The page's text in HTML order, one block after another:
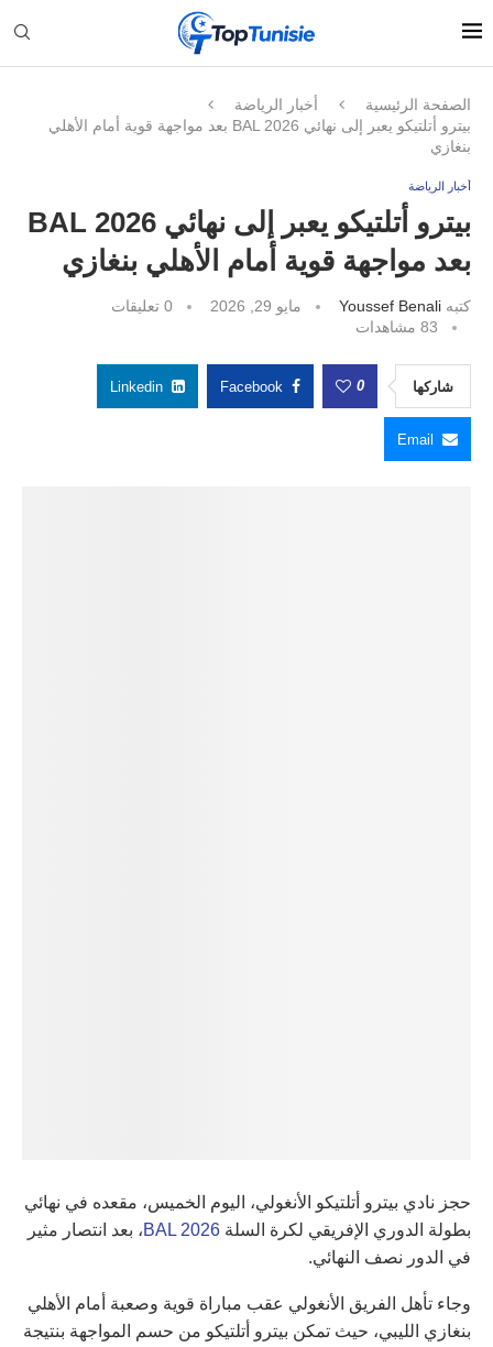
الصفحة الرئيسية
أخبار الرياضة
بيترو أتلتيكو يعبر إلى نهائي BAL 2026 بعد مواجهة قوية أمام الأهلي
بنغازي
أخبار الرياضة
بيترو أتلتيكو يعبر إلى نهائي BAL 2026
بعد مواجهة قوية أمام الأهلي بنغازي
كتبه Youssef Benali مايو 29, 2026
0 تعليقات
83 مشاهدات
شاركها 0
Facebook
Linkedin
Email
حجز نادي بيترو أتلتيكو الأنغولي، اليوم الخميس، مقعده في نهائي
بطولة الدوري الإفريقي لكرة السلة BAL 2026، بعد انتصار مثير
في الدور نصف النهائي.
وجاء تأهل الفريق الأنغولي عقب مباراة قوية وصعبة أمام الأهلي
بنغازي الليبي، حيث تمكن بيترو أتلتيكو من حسم المواجهة بنتيجة